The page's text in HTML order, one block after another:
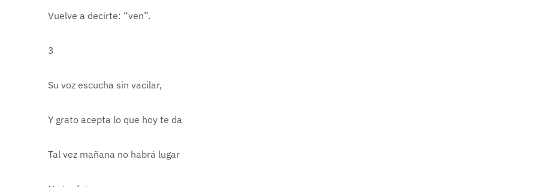
Vuelve a decirte: “ven”.
3
Su voz escucha sin vacilar,
Y grato acepta lo que hoy te da
Tal vez mañana no habrá lugar